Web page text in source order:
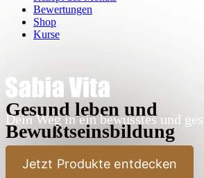
Bewertungen
Shop
Kurse
Dein Weg in ein bewusstes und
Jetzt Produkte entdecken
Gesund leben und
Bewußtseinsbildung
Lieber Leser,